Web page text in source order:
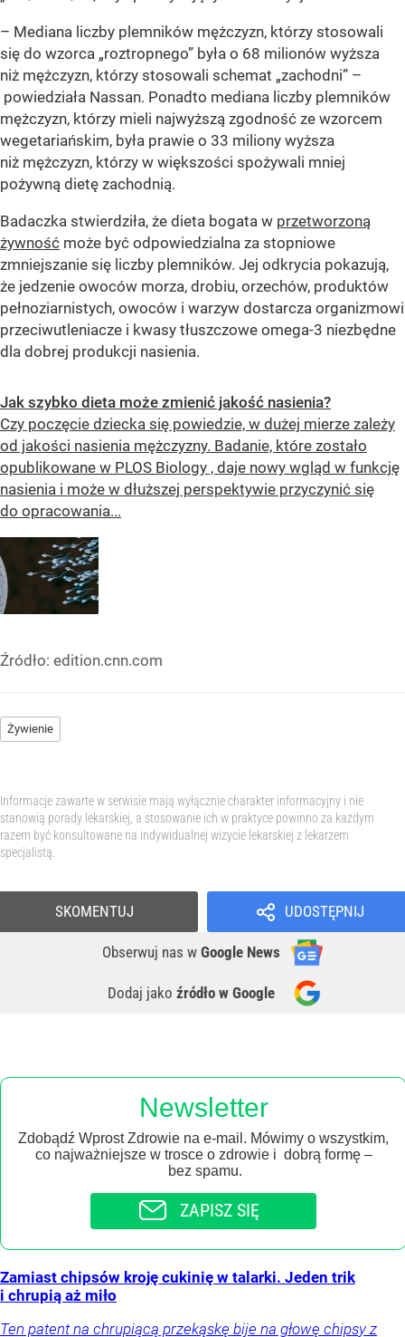
– Mediana liczby plemników mężczyzn, którzy stosowali
się do wzorca „roztropnego” była o 68 milionów wyższa
niż mężczyzn, którzy stosowali schemat „zachodni” –
powiedziała Nassan. Ponadto mediana liczby plemników
mężczyzn, którzy mieli najwyższą zgodność ze wzorcem
wegetariańskim, była prawie o 33 miliony wyższa
niż mężczyzn, którzy w większości spożywali mniej
pożywną dietę zachodnią.
Badaczka stwierdziła, że dieta bogata w przetworzoną
żywność może być odpowiedzialna za stopniowe
zmniejszanie się liczby plemników. Jej odkrycia pokazują,
że jedzenie owoców morza, drobiu, orzechów, produktów
pełnoziarnistych, owoców i warzyw dostarcza organizmowi
przeciwutleniacze i kwasy tłuszczowe omega-3 niezbędne
dla dobrej produkcji nasienia.
Jak szybko dieta może zmienić jakość nasienia?
Czy poczęcie dziecka się powiedzie, w dużej mierze zależy
od jakości nasienia mężczyzny. Badanie, które zostało
opublikowane w PLOS Biology , daje nowy wgląd w funkcję
nasienia i może w dłuższej perspektywie przyczynić się
do opracowania...
Źródło: edition.cnn.com
Żywienie
Informacje zawarte w serwisie mają wyłącznie charakter informacyjny i nie
stanowią porady lekarskiej, a stosowanie ich w praktyce powinno za każdym
razem być konsultowane na indywidualnej wizycie lekarskiej z lekarzem
specjalistą.
UDOSTĘPNIJ
Obserwuj nas w Google News
Dodaj jako źródło w Google
SKOMENTUJ
Newsletter
Zdobądź Wprost Zdrowie na e-mail. Mówimy o wszystkim,
co najważniejsze w trosce o zdrowie i dobrą formę –
bez spamu.
ZAPISZ SIĘ
Zamiast chipsów kroję cukinię w talarki. Jeden trik
i chrupią aż miło
Ten patent na chrupiącą przekąskę bije na głowę chipsy z